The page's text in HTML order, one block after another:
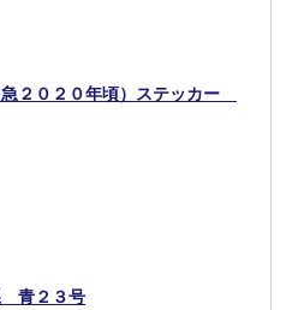
２０２０年頃）ステッカー
青２３号